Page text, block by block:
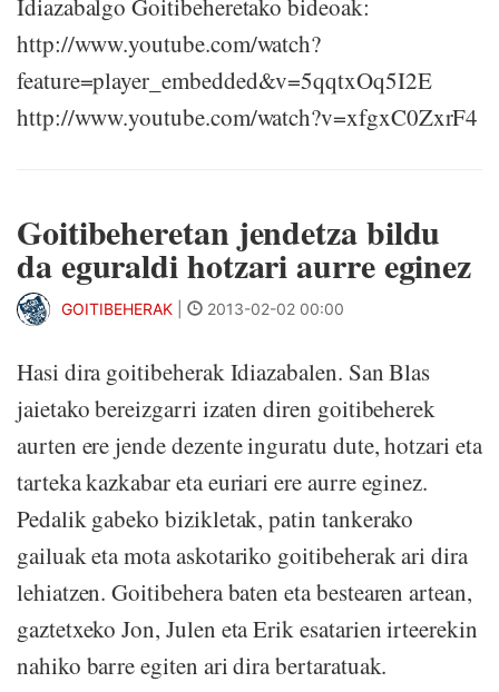
Idiazabalgo Goitibeheretako bideoak:
http://www.youtube.com/watch?
feature=player_embedded&v=5qqtxOq5I2E
http://www.youtube.com/watch?v=xfgxC0ZxrF4
Goitibeheretan jendetza bildu
da eguraldi hotzari aurre eginez
GOITIBEHERAK 2013-02-02 00:00
Hasi dira goitibeherak Idiazabalen. San Blas
jaietako bereizgarri izaten diren goitibeherek
aurten ere jende dezente inguratu dute, hotzari eta
tarteka kazkabar eta euriari ere aurre eginez.
Pedalik gabeko bizikletak, patin tankerako
gailuak eta mota askotariko goitibeherak ari dira
lehiatzen. Goitibehera baten eta bestearen artean,
gaztetxeko Jon, Julen eta Erik esatarien irteerekin
nahiko barre egiten ari dira bertaratuak.